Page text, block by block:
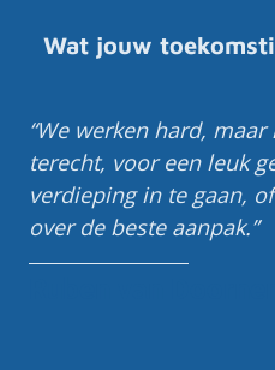
Wat jouw
We werken hard,
terecht, voor een leuk
verdieping in te gaan,
over de beste aanpak.